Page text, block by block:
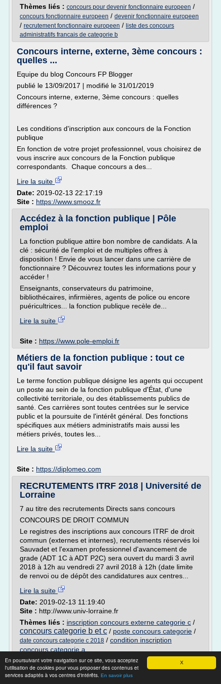
X
En poursuivant votre navigation sur ce site, vous acceptez
l'utilisation de cookies pour vous proposer des contenus et
services adaptés à vos centres d'intérêts. En savoir plus
Thèmes liés : concours pour devenir fonctionnaire europeen /
concours fonctionnaire europeen / devenir fonctionnaire europeen
/ recrutement fonctionnaire europeen / liste des concours
administratifs francais de categorie b
Concours interne, externe, 3ème concours :
quelles ...
Equipe du blog Concours FP Blogger
publié le 13/09/2017 | modifié le 31/01/2019
Concours interne, externe, 3ème concours : quelles
différences ?
Les conditions d'inscription aux concours de la Fonction
publique
En fonction de votre projet professionnel, vous choisirez de
vous inscrire aux concours de la Fonction publique
correspondants. Chaque concours a des...
Lire la suite
Date: 2019-02-13 22:17:19
Site : https://www.smooz.fr
Accédez à la fonction publique | Pôle
emploi
La fonction publique attire bon nombre de candidats. A la
clé : sécurité de l'emploi et de multiples offres à
disposition ! Envie de vous lancer dans une carrière de
fonctionnaire ? Découvrez toutes les informations pour y
accéder !
Enseignants, conservateurs du patrimoine,
bibliothécaires, infirmières, agents de police ou encore
puéricultrices... la fonction publique recèle de...
Lire la suite
Site : https://www.pole-emploi.fr
Métiers de la fonction publique : tout ce
qu'il faut savoir
Le terme fonction publique désigne les agents qui occupent
un poste au sein de la fonction publique d'État, d'une
collectivité territoriale, ou des établissements publics de
santé. Ces carrières sont toutes centrées sur le service
public et la poursuite de l'intérêt général. Des fonctions
spécifiques aux métiers administratifs mais aussi les
métiers privés, toutes les...
Lire la suite
Site : https://diplomeo.com
RECRUTEMENTS ITRF 2018 | Université de
Lorraine
7 au titre des recrutements Directs sans concours
CONCOURS DE DROIT COMMUN
Le registres des inscriptions aux concours ITRF de droit
commun (externes et internes), recrutements réservés loi
Sauvadet et l'examen professionnel d'avancement de
grade (ADT 1C à ADT P2C) sera ouvert du mardi 3 avril
2018 à 12h au vendredi 27 avril 2018 à 12h (date limite
de renvoi ou de dépôt des candidatures aux centres...
Lire la suite
Date: 2019-02-13 11:19:40
Site : http://www.univ-lorraine.fr
Thèmes liés : inscription concours externe categorie c /
concours categorie b et c / poste concours categorie /
date concours categorie c 2018 / condition inscription
concours categorie a
Calendrier des concours fonction publique
Paris. | salaire ...